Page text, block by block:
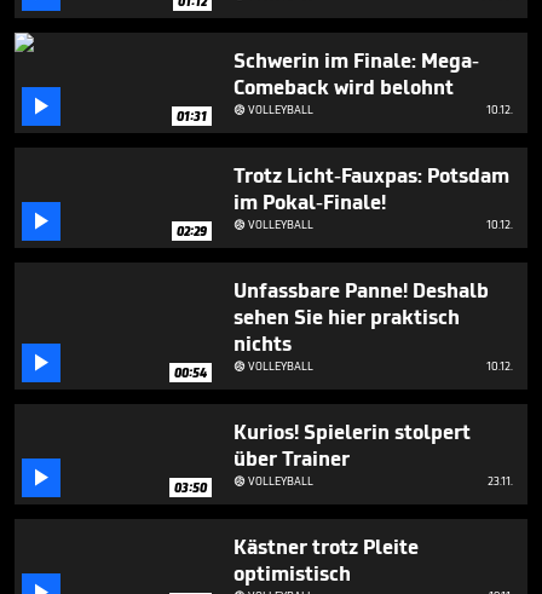
 01:31
Schwerin im Finale: Mega-
Comeback wird belohnt
VOLLEYBALL 10.12.
 02:29
Trotz Licht-Fauxpas: Potsdam
im Pokal-Finale!
VOLLEYBALL 10.12.
 00:54
Unfassbare Panne! Deshalb
sehen Sie hier praktisch
nichts
VOLLEYBALL 10.12.
 03:50
Kurios! Spielerin stolpert
über Trainer
VOLLEYBALL 23.11.
Kästner trotz Pleite
optimistisch